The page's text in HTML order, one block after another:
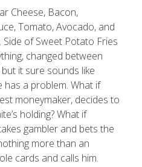
Cheese, Bacon,
Tomato, Avocado, and
of Sweet Potato Fries
changed between
it sure sounds like
has a problem. What if
moneymaker, decides to
holding? What if
gambler and bets the
more than an
cards and calls him.